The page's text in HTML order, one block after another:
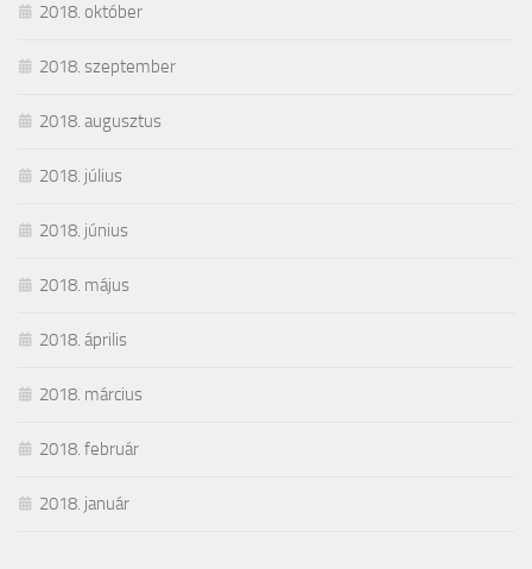
2018. október
2018. szeptember
2018. augusztus
2018. július
2018. június
2018. május
2018. április
2018. március
2018. február
2018. január